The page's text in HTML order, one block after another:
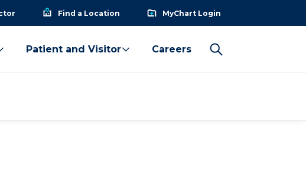
Find a Location MyChart Login
Patient and Visitor Careers